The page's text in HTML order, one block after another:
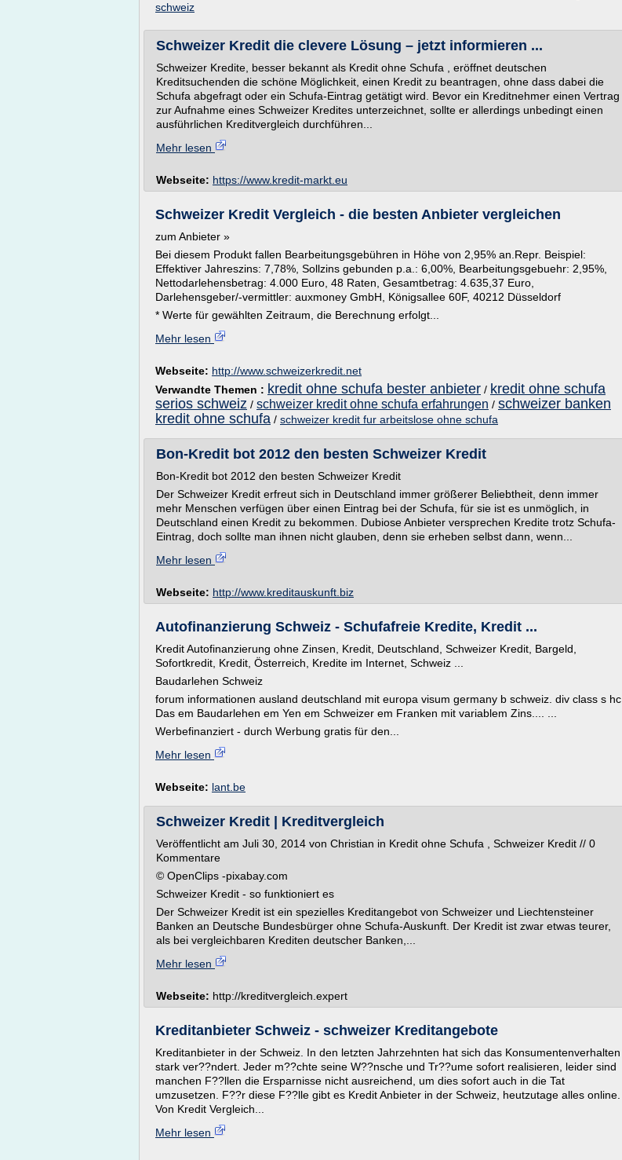
schweiz
Schweizer Kredit die clevere Lösung – jetzt informieren ...
Schweizer Kredite, besser bekannt als Kredit ohne Schufa , eröffnet deutschen
Kreditsuchenden die schöne Möglichkeit, einen Kredit zu beantragen, ohne dass dabei die
Schufa abgefragt oder ein Schufa-Eintrag getätigt wird. Bevor ein Kreditnehmer einen Vertrag
zur Aufnahme eines Schweizer Kredites unterzeichnet, sollte er allerdings unbedingt einen
ausführlichen Kreditvergleich durchführen...
Mehr lesen
Webseite: https://www.kredit-markt.eu
Schweizer Kredit Vergleich - die besten Anbieter vergleichen
zum Anbieter »
Bei diesem Produkt fallen Bearbeitungsgebühren in Höhe von 2,95% an.Repr. Beispiel:
Effektiver Jahreszins: 7,78%, Sollzins gebunden p.a.: 6,00%, Bearbeitungsgebuehr: 2,95%,
Nettodarlehensbetrag: 4.000 Euro, 48 Raten, Gesamtbetrag: 4.635,37 Euro,
Darlehensgeber/-vermittler: auxmoney GmbH, Königsallee 60F, 40212 Düsseldorf
* Werte für gewählten Zeitraum, die Berechnung erfolgt...
Mehr lesen
Webseite: http://www.schweizerkredit.net
Verwandte Themen : kredit ohne schufa bester anbieter / kredit ohne schufa
serios schweiz / schweizer kredit ohne schufa erfahrungen / schweizer banken
kredit ohne schufa / schweizer kredit fur arbeitslose ohne schufa
Bon-Kredit bot 2012 den besten Schweizer Kredit
Bon-Kredit bot 2012 den besten Schweizer Kredit
Der Schweizer Kredit erfreut sich in Deutschland immer größerer Beliebtheit, denn immer
mehr Menschen verfügen über einen Eintrag bei der Schufa, für sie ist es unmöglich, in
Deutschland einen Kredit zu bekommen. Dubiose Anbieter versprechen Kredite trotz Schufa-
Eintrag, doch sollte man ihnen nicht glauben, denn sie erheben selbst dann, wenn...
Mehr lesen
Webseite: http://www.kreditauskunft.biz
Autofinanzierung Schweiz - Schufafreie Kredite, Kredit ...
Kredit Autofinanzierung ohne Zinsen, Kredit, Deutschland, Schweizer Kredit, Bargeld,
Sofortkredit, Kredit, Österreich, Kredite im Internet, Schweiz ...
Baudarlehen Schweiz
forum informationen ausland deutschland mit europa visum germany b schweiz. div class s hc
Das em Baudarlehen em Yen em Schweizer em Franken mit variablem Zins.... ...
Werbefinanziert - durch Werbung gratis für den...
Mehr lesen
Webseite: lant.be
Schweizer Kredit | Kreditvergleich
Veröffentlicht am Juli 30, 2014 von Christian in Kredit ohne Schufa , Schweizer Kredit // 0
Kommentare
© OpenClips -pixabay.com
Schweizer Kredit - so funktioniert es
Der Schweizer Kredit ist ein spezielles Kreditangebot von Schweizer und Liechtensteiner
Banken an Deutsche Bundesbürger ohne Schufa-Auskunft. Der Kredit ist zwar etwas teurer,
als bei vergleichbaren Krediten deutscher Banken,...
Mehr lesen
Webseite: http://kreditvergleich.expert
Kreditanbieter Schweiz - schweizer Kreditangebote
Kreditanbieter in der Schweiz. In den letzten Jahrzehnten hat sich das Konsumentenverhalten
stark ver??ndert. Jeder m??chte seine W??nsche und Tr??ume sofort realisieren, leider sind
manchen F??llen die Ersparnisse nicht ausreichend, um dies sofort auch in die Tat
umzusetzen. F??r diese F??lle gibt es Kredit Anbieter in der Schweiz, heutzutage alles online.
Von Kredit Vergleich...
Mehr lesen